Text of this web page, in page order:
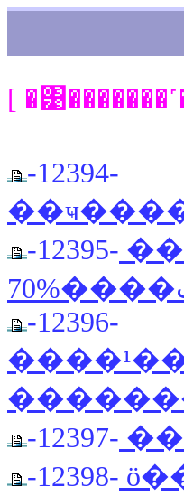
[
-12394-
-12395-
-12396-
-12397-
-12398-